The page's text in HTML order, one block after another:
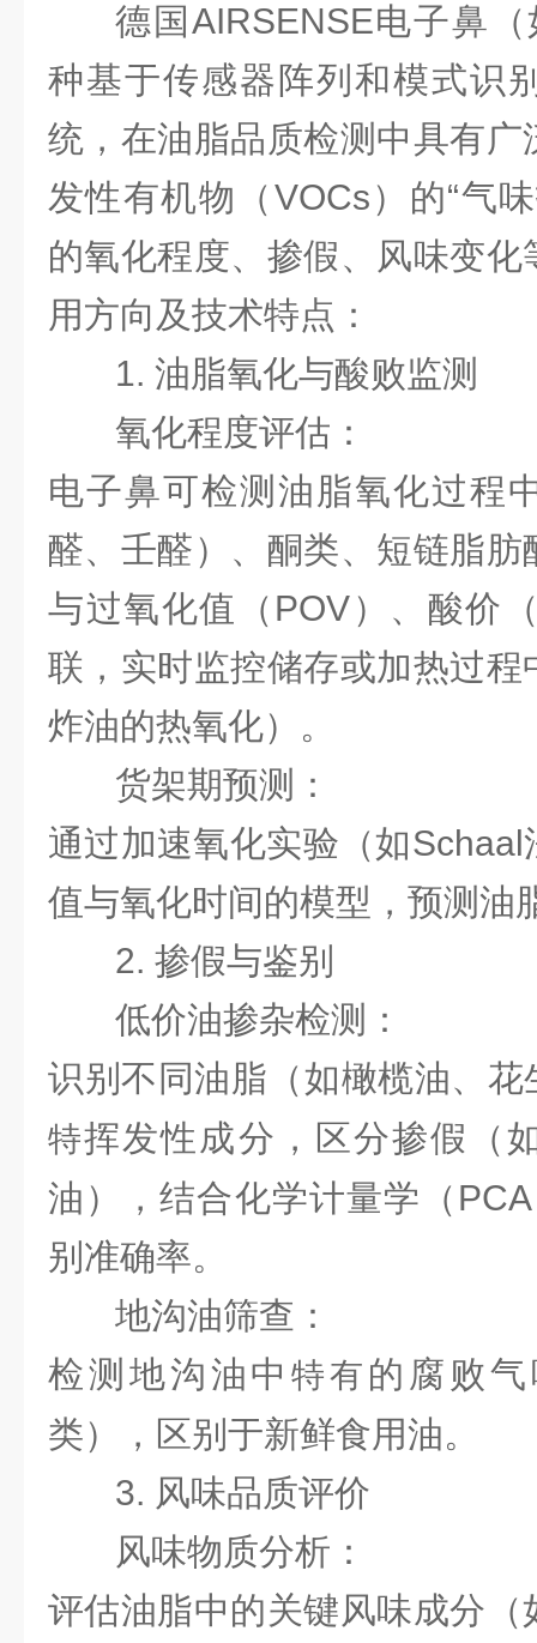
德国AIRSENSE电子鼻
种基于传感器阵列和模式识
统，在油脂品质检测中具有
发性有机物（VOCs）的“气
的氧化程度、掺假、风味变
用方向及技术特点：
1. 油脂氧化与酸败监测
氧化程度评估：
电子鼻可检测油脂氧化过程
醛、壬醛）、酮类、短链脂
与过氧化值（POV）、酸价
联，实时监控储存或加热过
炸油的热氧化）。
货架期预测：
通过加速氧化实验（如
值与氧化时间的模型，预测油
2. 掺假与鉴别
低价油掺杂检测：
识别不同油脂（如橄榄油、
特挥发性成分，区分掺假（
油），结合化学计量学（
别准确率。
地沟油筛查：
检测地沟油中特有 的腐败
类），区别于新鲜食用油。
3. 风味品质评价
风味物质分析：
评估油脂中的关键风味成分